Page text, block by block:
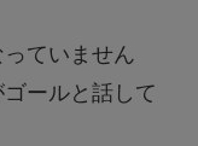
ていません
ールと話して